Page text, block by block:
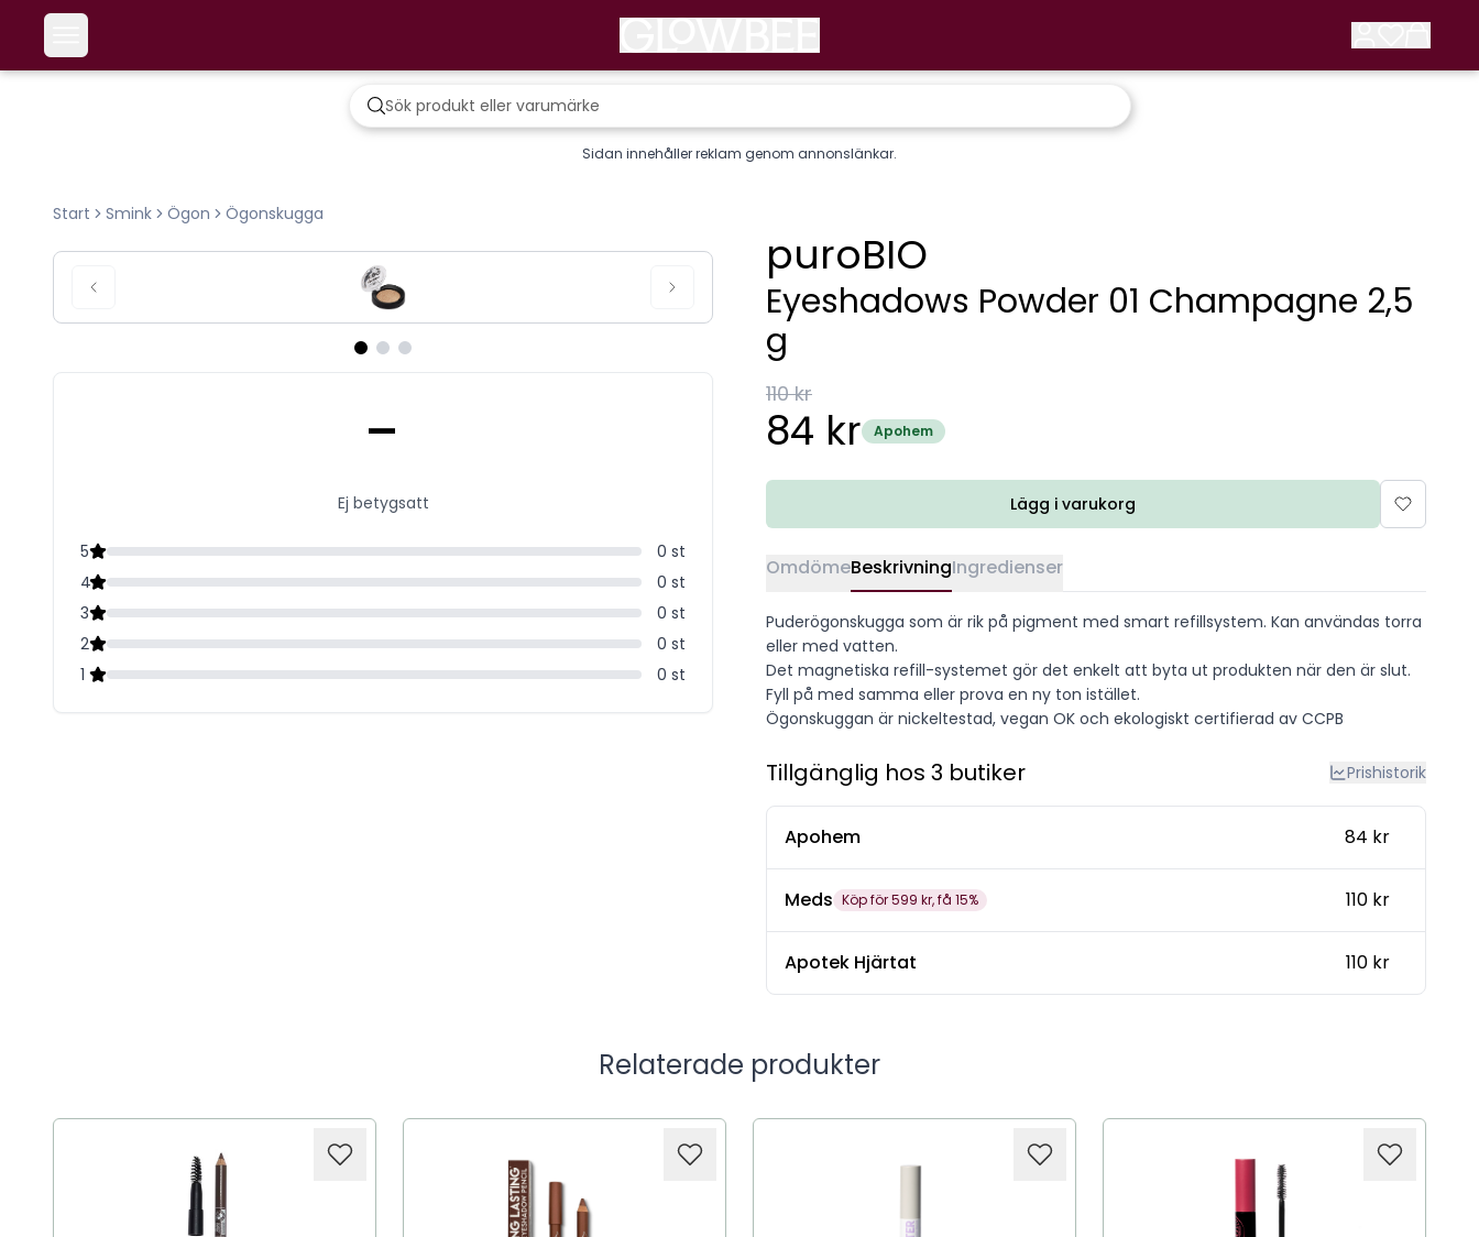
Sidan innehåller reklam genom annonslänkar.
Start Smink Ögon Ögonskugga
-
Ej betygsatt
5 0 st
4
0 st
3
0 st
2
0 st
1
0 st
puroBIO
Eyeshadows Powder 01 Champagne 2,5
g
110 kr
84 kr Apohem
Lägg i varukorg
OmdömeBeskrivningIngredienser
Puderögonskugga som är rik på pigment med smart refillsystem. Kan användas torra
eller med vatten.
Det magnetiska refill-systemet gör det enkelt att byta ut produkten när den är slut.
Fyll på med samma eller prova en ny ton istället.
Ögonskuggan är nickeltestad, vegan OK och ekologiskt certifierad av CCPB
Tillgänglig hos 3 butiker Prishistorik
Apohem 84 kr
Meds Köp för 599 kr, få 15% 110 kr
Apotek Hjärtat 110 kr
Relaterade produkter